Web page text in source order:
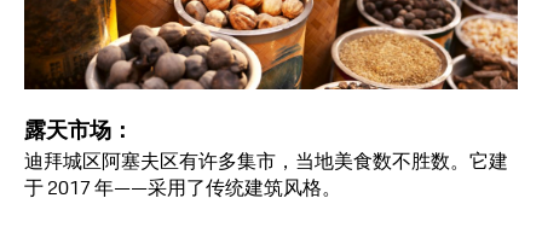
露天市场：
迪拜城区阿塞夫区有许多集市，当地美食数不胜数。它建
于 2017 年——采用了传统建筑风格。